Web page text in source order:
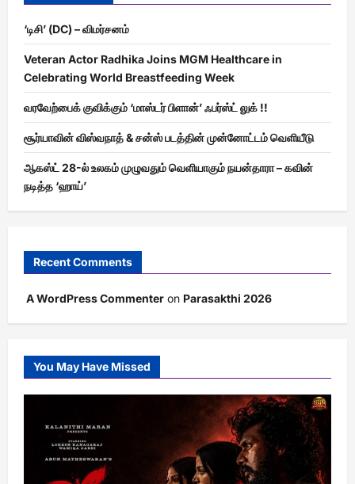
‘டிசி’ (DC) – விமர்சனம்
Veteran Actor Radhika Joins MGM Healthcare in
Celebrating World Breastfeeding Week
வரவேற்பைக் குவிக்கும் ‘மாஸ்டர் பிளான்’ ஃபர்ஸ்ட் லுக் !!
சூர்யாவின் விஸ்வநாத் & சன்ஸ் படத்தின் முன்னோட்டம் வெளியீடு
ஆகஸ்ட் 28-ல் உலகம் முழுவதும் வெளியாகும் நயன்தாரா – கவின்
நடித்த ‘ஹாய்’
Recent Comments
A WordPress Commenter on Parasakthi 2026
You May Have Missed